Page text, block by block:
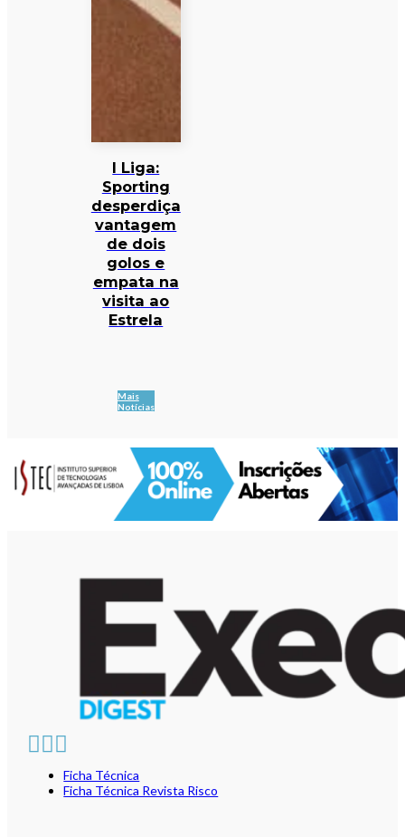
I Liga:
Sporting
desperdiça
vantagem
de dois
golos e
empata na
visita ao
Estrela
Mais
Notícias
Ficha Técnica
Ficha Técnica Revista Risco